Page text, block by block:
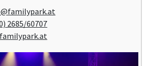
2685/60707